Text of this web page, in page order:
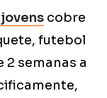
cobre
futebol
2 semanas a